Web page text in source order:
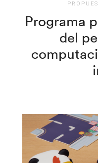
Programa
del